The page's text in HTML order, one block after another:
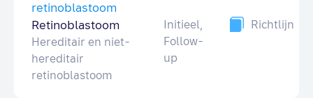
retinoblastoom
Retinoblastoom
Hereditair en niet-
hereditair
retinoblastoom
Initieel,
Follow-
up
Richtlijn
Steun ons